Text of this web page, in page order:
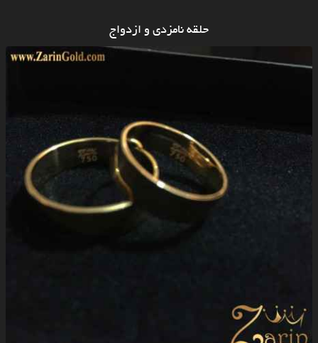
حلقه نامزدی و ازدواج